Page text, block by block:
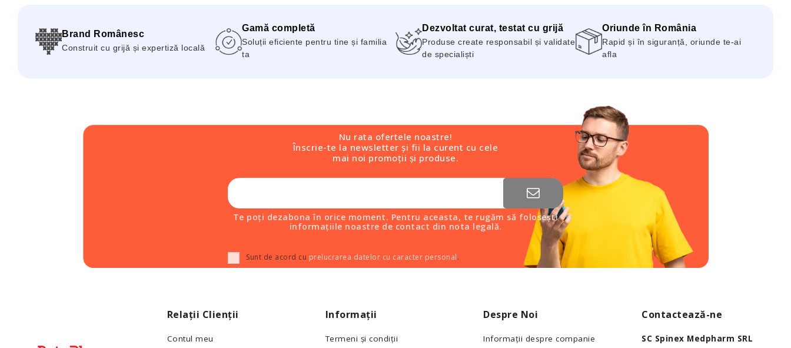
Brand Românesc
Construit cu grijă și expertiză locală
Gamă completă
Soluții eficiente pentru tine și familia
ta
Dezvoltat curat, testat cu grijă
Produse create responsabil și validate
de specialiști
Oriunde în România
Rapid și în siguranță, oriunde te-ai
afla
Nu rata ofertele noastre!
Înscrie-te la newsletter și fii la curent cu cele
mai noi promoții și produse.
Te poți dezabona în orice moment. Pentru aceasta, te rugăm să folosești
informațiile noastre de contact din nota legală.
Sunt de acord cu prelucrarea datelor cu caracter personal.
Relații Clienții
Contul meu
Informații
Termeni și condiții
Despre Noi
Informații despre companie
Contactează-ne
SC Spinex Medpharm SRL